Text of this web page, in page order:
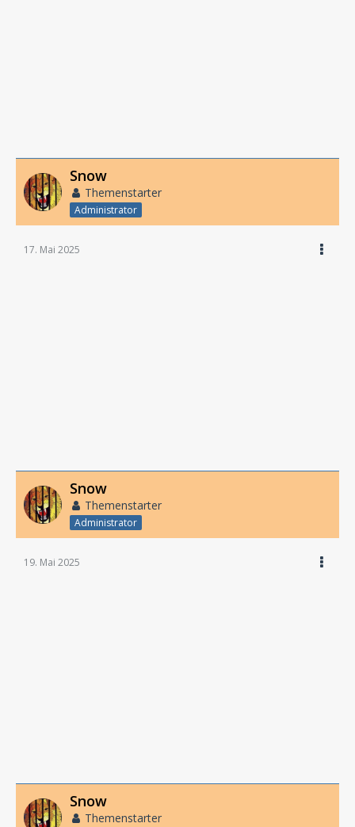
Snow
Themenstarter
Administrator
17. Mai 2025
Snow
Themenstarter
Administrator
19. Mai 2025
Snow
Themenstarter